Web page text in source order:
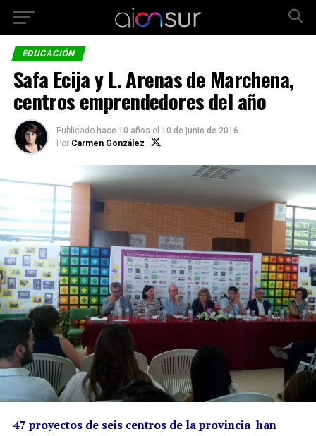
EDUCACIÓN
Safa Ecija y L. Arenas de Marchena,
centros emprendedores del año
Publicado hace 10 años el 10 de junio de 2016
Por Carmen González
47 proyectos de seis centros de la provincia han